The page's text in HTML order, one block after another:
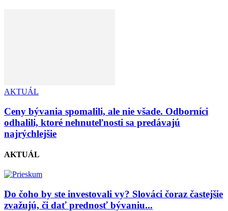
AKTUÁL
Ceny bývania spomalili, ale nie všade. Odborníci
odhalili, ktoré nehnuteľnosti sa predávajú
najrýchlejšie
AKTUÁL
Do čoho by ste investovali vy? Slováci čoraz častejšie
zvažujú, či dať prednosť bývaniu...